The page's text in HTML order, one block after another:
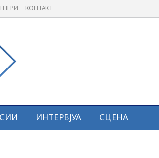
КОНТАКТ
ИНТЕРВЈУА СЦЕНА